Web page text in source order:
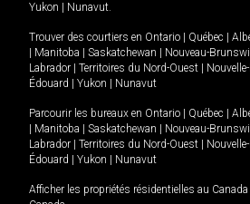
Yukon
Nunavut.
Trouver des courtiers en Ontario Québec
Manitoba Saskatchewan Nouveau-
Labrador
Territoires du Nord-Ouest
Édouard
Yukon Nunavut
Parcourir les bureaux en Ontario Québec
Manitoba Saskatchewan Nouveau-
Labrador
Territoires du Nord-Ouest
Édouard
Yukon Nunavut
Afficher les propriétés résidentielles au Canada